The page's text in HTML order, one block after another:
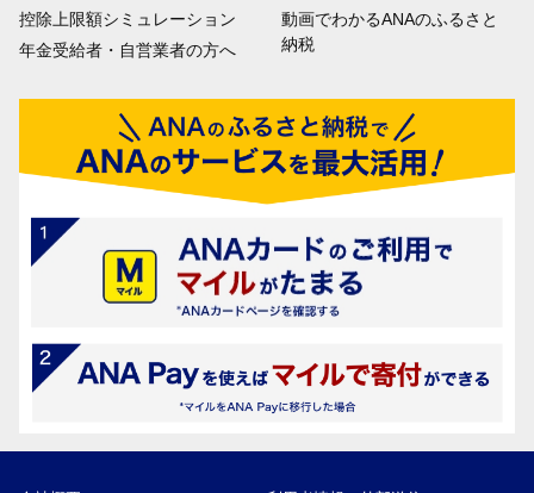
控除上限額シミュレーション
年金受給者・自営業者の方へ
動画でわかるANAのふるさと
納税